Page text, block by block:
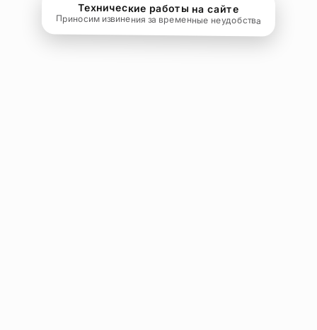
Технические работы на сайте
Приносим извинения за временные неудобства